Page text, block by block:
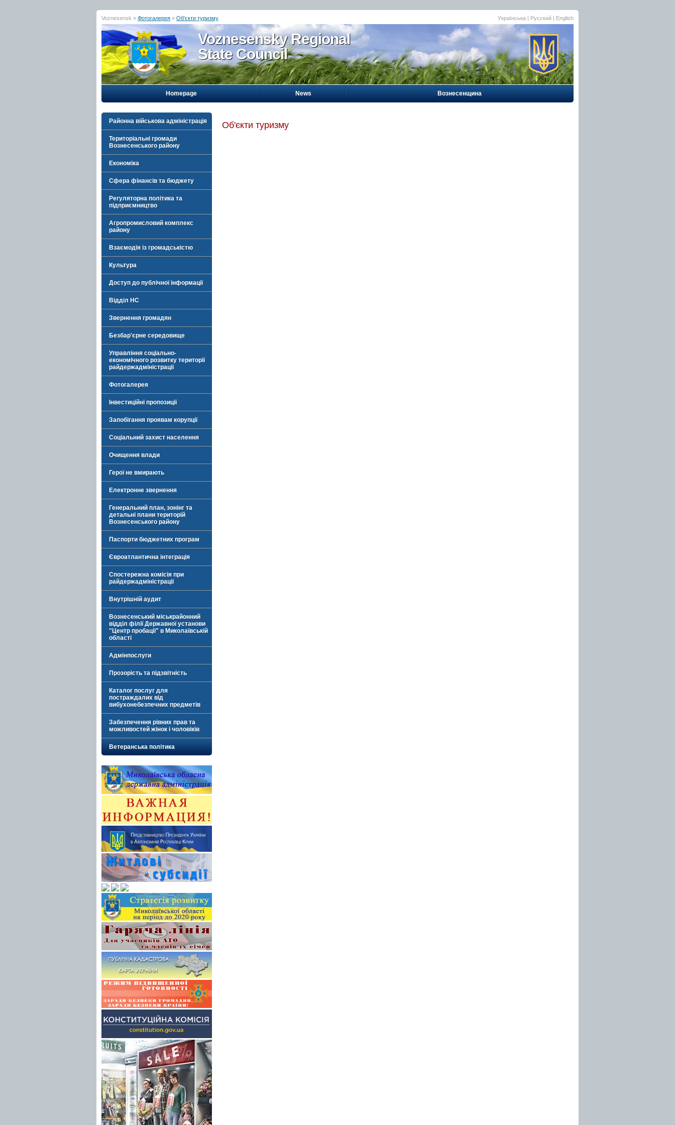
Voznesensk » Фотогалерея » Об'єкти туризму Українська | Русский | English
Voznesensky Regional
State Council
Homepage News Вознесенщина
Районна військова адміністрація
Територіальні громади
Вознесенського району
Економіка
Сфера фінансів та бюджету
Регуляторна політика та
підприємництво
Агропромисловий комплекс
району
Взаємодія із громадськістю
Культура
Доступ до публічної інформації
Відділ НС
Звернення громадян
Безбар'єрне середовище
Управління соціально-
економічного розвитку території
райдержадміністрації
Фотогалерея
Інвестиційні пропозиції
Запобігання проявам корупції
Соціальний захист населення
Очищення влади
Герої не вмирають
Електронне звернення
Генеральний план, зонінг та
детальні плани територій
Вознесенського району
Паспорти бюджетних програм
Євроатлантична інтеграція
Спостережна комісія при
райдержадміністрації
Внутрішній аудит
Вознесенський міськрайонний
відділ філії Державної установи
"Центр пробації" в Миколаївській
області
Адмінпослуги
Прозорість та підзвітність
Каталог послуг для
постраждалих від
вибухонебезпечних предметів
Забезпечення рівних прав та
можливостей жінок і чоловіків
Ветеранська політика
Об'єкти туризму